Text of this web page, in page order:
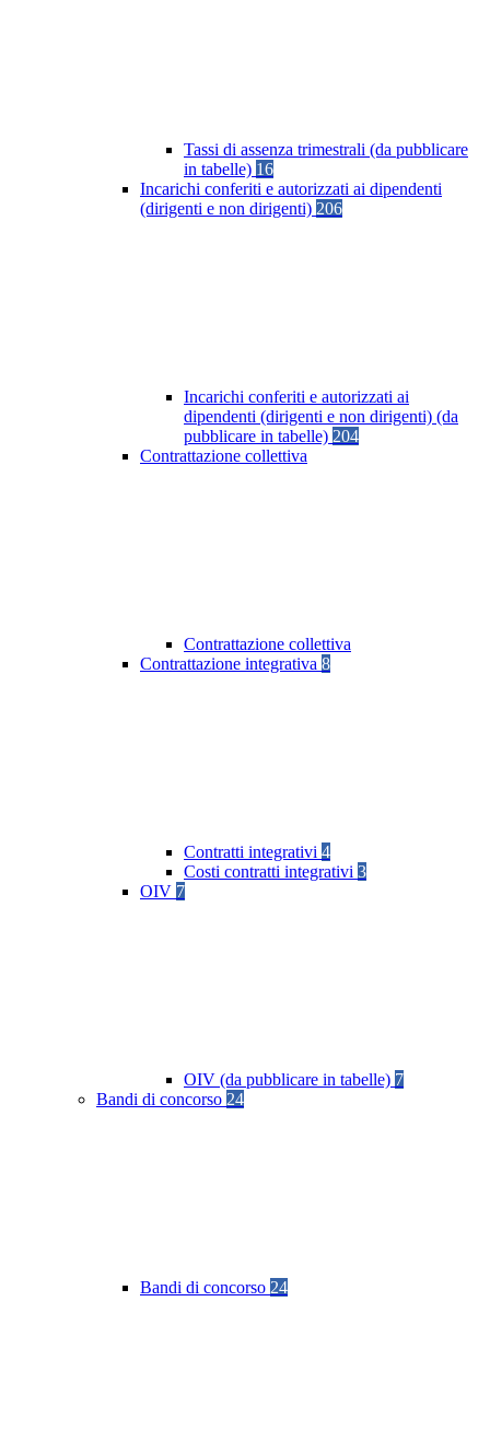
Tassi di assenza trimestrali (da pubblicare
in tabelle) 16
Incarichi conferiti e autorizzati ai dipendenti
(dirigenti e non dirigenti) 206
Incarichi conferiti e autorizzati ai
dipendenti (dirigenti e non dirigenti) (da
pubblicare in tabelle) 204
Contrattazione collettiva
Contrattazione collettiva
Contrattazione integrativa 8
Contratti integrativi 4
Costi contratti integrativi 3
OIV 7
OIV (da pubblicare in tabelle) 7
Bandi di concorso 24
Bandi di concorso 24